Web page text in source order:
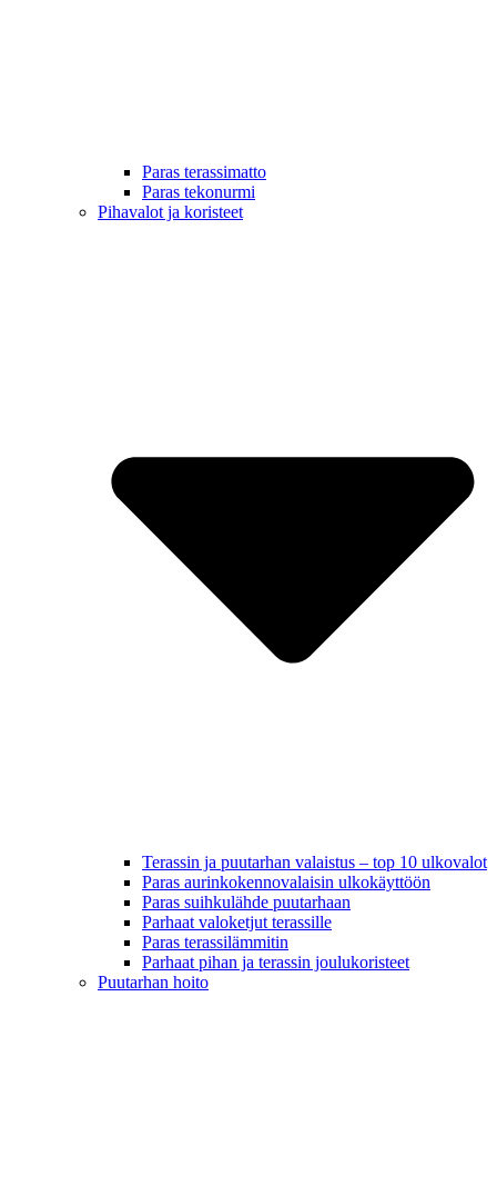
Paras terassimatto
Paras tekonurmi
Pihavalot ja koristeet
Terassin ja puutarhan valaistus – top 10 ulkovalot
Paras aurinkokennovalaisin ulkokäyttöön
Paras suihkulähde puutarhaan
Parhaat valoketjut terassille
Paras terassilämmitin
Parhaat pihan ja terassin joulukoristeet
Puutarhan hoito